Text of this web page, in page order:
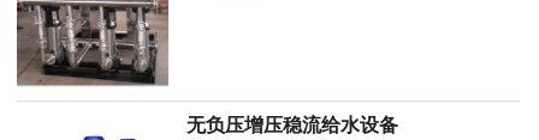
无负压增压稳流给水设备